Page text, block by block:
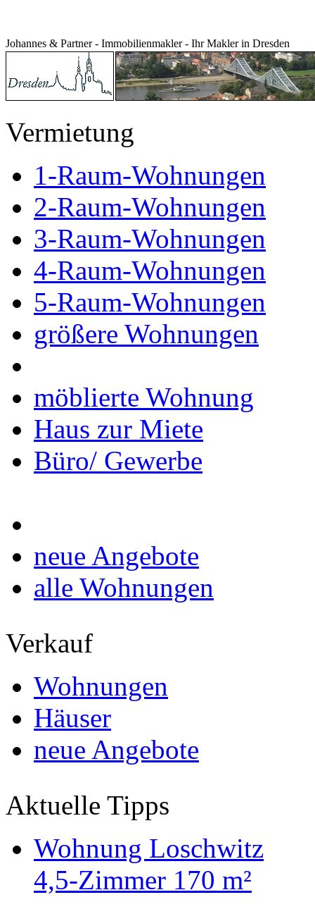
Johannes & Partner - Immobilienmakler - Ihr Makler in Dresden
Vermietung
1-Raum-Wohnungen
2-Raum-Wohnungen
3-Raum-Wohnungen
4-Raum-Wohnungen
5-Raum-Wohnungen
größere Wohnungen
möblierte Wohnung
Haus zur Miete
Büro/ Gewerbe
neue Angebote
alle Wohnungen
Verkauf
Wohnungen
Häuser
neue Angebote
Aktuelle Tipps
Wohnung Loschwitz
4,5-Zimmer 170 m²